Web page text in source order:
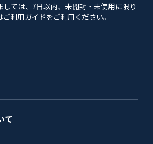
ては、7日以内、未開封・未使用に限り
利用ガイドをご利用ください。
て